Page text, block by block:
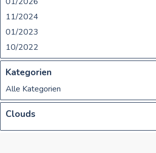
11/2024
01/2023
10/2022
Kategorien
Alle Kategorien
Clouds